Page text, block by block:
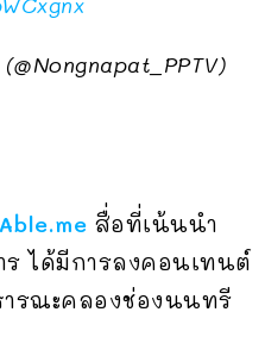
สื่อที่เน้นนำ
ได้มีการลงคอนเทนต์
ารณะคลองช่องนนทรี